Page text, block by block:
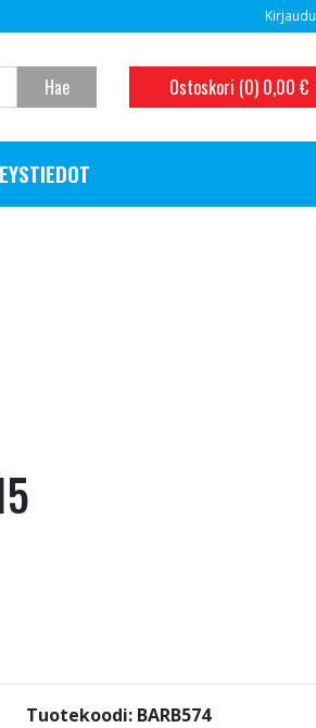
Kirjaudu
Hae Ostoskori (0) 0,00 €
Tuotekoodi: BARB574